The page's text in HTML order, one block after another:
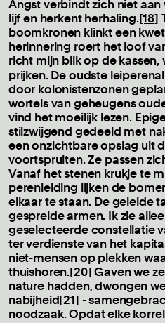
Angst verbindt zich niet
lijf en herkent herhaling.[18]
boomkronen klinkt een
herinnering roert het loof
richt mijn blik op de
prijken. De oudste
door kolonistenzonen
wortels van geheugens
vind het moeilijk lezen.
stilzwijgend gedeeld met
een onzichtbare opslag uit
voortspruiten. Ze passen
Vanaf het stenen krukje te
perenleiding lijken de
elkaar te staan. De geleide
gespreide armen. Ik zie
geselecteerde constellatie
ter verdienste van het
niet-mensen op plekken
thuishoren.[20]Gaven we
nature hadden, dwongen
nabijheid[21] -
noodzaak. Opdat elke